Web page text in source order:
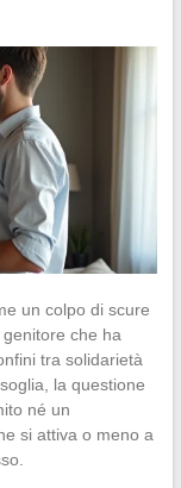
un colpo di scure
che ha
tra solidarietà
la questione
né un
si attiva o meno a